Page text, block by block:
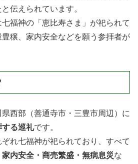
伝えられています。
福神の「恵比寿さま」が祀られて
穣、家内安全などを願う参拝者が
西部（善通寺市・三豊市周辺）に
する巡礼です。
れ七福神が祀られており、すべて
家内安全・商売繁盛・無病息災な